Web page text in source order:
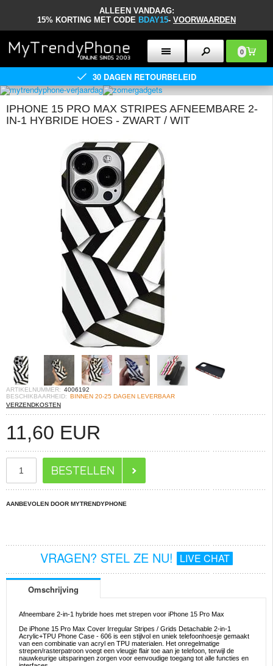
ALLEEN VANDAAG:
15% KORTING MET CODE BDAY15- VOORWAARDEN
0
30 DAGEN RETOURBELEID
IPHONE 15 PRO MAX STRIPES AFNEEMBARE 2-
IN-1 HYBRIDE HOES - ZWART / WIT
ARTIKELNUMMER: 4006192
BESCHIKBAARHEID: BINNEN 20-25 DAGEN LEVERBAAR
VERZENDKOSTEN
11,60 EUR
AANBEVOLEN DOOR MYTRENDYPHONE
VRAGEN? STEL ZE NU! LIVE CHAT
Omschrijving
Afneembare 2-in-1 hybride hoes met strepen voor iPhone 15 Pro Max
De iPhone 15 Pro Max Cover Irregular Stripes / Grids Detachable 2-in-1
Acrylic+TPU Phone Case - 606 is een stijlvol en uniek telefoonhoesje gemaakt
van een combinatie van acryl en TPU materialen. Het onregelmatige
strepen/rasterpatroon voegt een vleugje flair toe aan je telefoon, terwijl de
nauwkeurige uitsparingen zorgen voor eenvoudige toegang tot alle functies en